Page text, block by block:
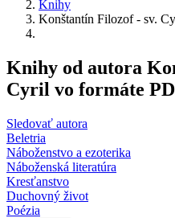
Knihy
Konštantín Filozof - sv.
Knihy od autora
Cyril vo formáte
Sledovať autora
Beletria
Náboženstvo a ezoterika
Náboženská literatúra
Kresťanstvo
Duchovný život
Poézia